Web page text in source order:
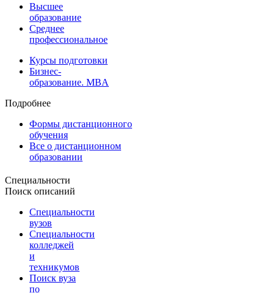
Высшее
образование
Среднее
профессиональное
Курсы подготовки
Бизнес-
образование. MBA
Подробнее
Формы дистанционного
обучения
Все о дистанционном
образовании
Специальности
Поиск описаний
Специальности
вузов
Специальности
колледжей
и
техникумов
Поиск вуза
по